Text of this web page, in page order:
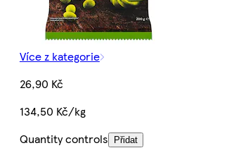
Více z kategorie
26,90 Kč
134,50 Kč/kg
Quantity controls
Přidat